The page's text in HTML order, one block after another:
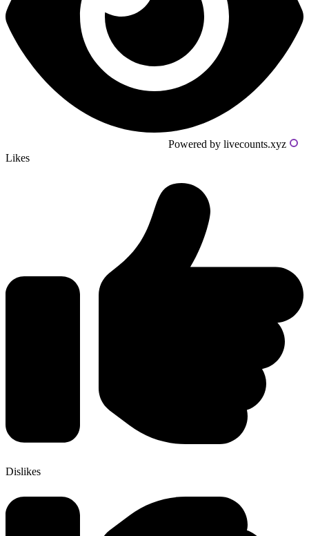
Powered by livecounts.xyz
Likes
Dislikes